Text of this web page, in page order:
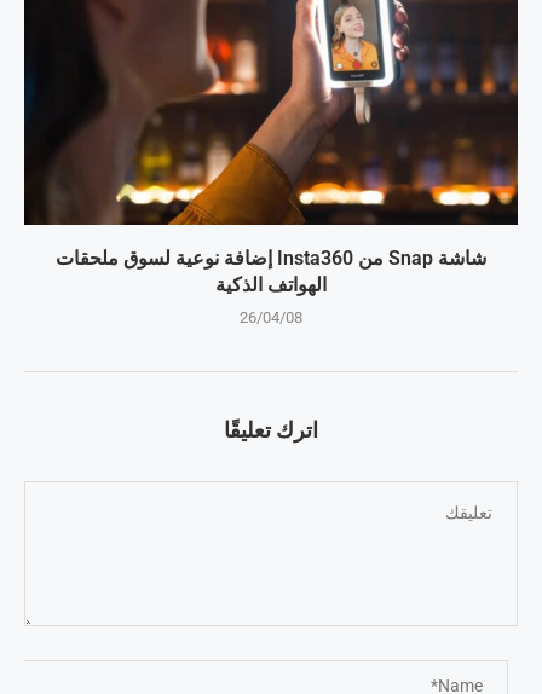
شاشة Snap من Insta360 إضافة نوعية لسوق ملحقات
الهواتف الذكية
26/04/08
اترك تعليقًا